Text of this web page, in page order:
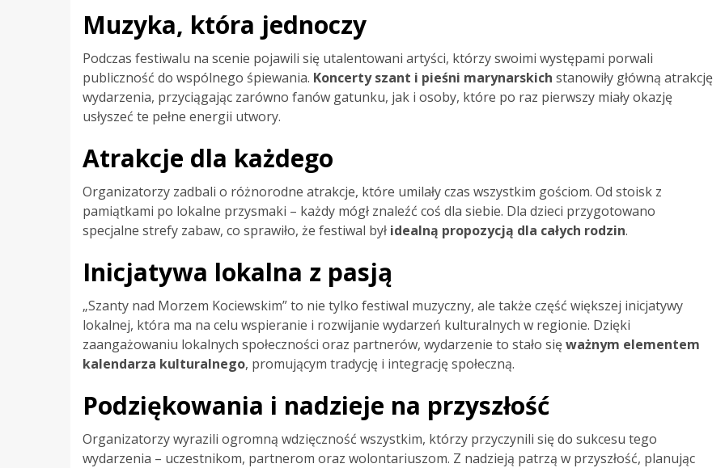
Muzyka, która jednoczy
Podczas festiwalu na scenie pojawili się utalentowani artyści, którzy swoimi występami porwali
publiczność do wspólnego śpiewania. Koncerty szant i pieśni marynarskich stanowiły główną atrakcję
wydarzenia, przyciągając zarówno fanów gatunku, jak i osoby, które po raz pierwszy miały okazję
usłyszeć te pełne energii utwory.
Atrakcje dla każdego
Organizatorzy zadbali o różnorodne atrakcje, które umilały czas wszystkim gościom. Od stoisk z
pamiątkami po lokalne przysmaki – każdy mógł znaleźć coś dla siebie. Dla dzieci przygotowano
specjalne strefy zabaw, co sprawiło, że festiwal był idealną propozycją dla całych rodzin.
Inicjatywa lokalna z pasją
„Szanty nad Morzem Kociewskim” to nie tylko festiwal muzyczny, ale także część większej inicjatywy
lokalnej, która ma na celu wspieranie i rozwijanie wydarzeń kulturalnych w regionie. Dzięki
zaangażowaniu lokalnych społeczności oraz partnerów, wydarzenie to stało sięważnym elementem
kalendarza kulturalnego, promującym tradycję i integrację społeczną.
Podziękowania i nadzieje na przyszłość
Organizatorzy wyrazili ogromną wdzięczność wszystkim, którzy przyczynili się do sukcesu tego
wydarzenia – uczestnikom, partnerom oraz wolontariuszom. Z nadzieją patrzą w przyszłość, planując